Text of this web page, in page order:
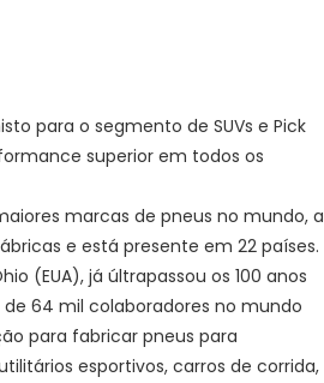
para o segmento de SUVs e Pick
superior em todos os
marcas de pneus no mundo, a
e está presente em 22 países.
(EUA), já últrapassou os 100 anos
64 mil colaboradores no mundo
para fabricar pneus para
esportivos, carros de corrida,